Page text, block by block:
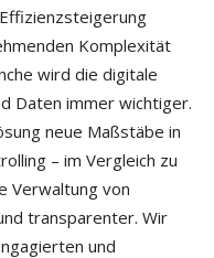
Komplexität
wird die digitale
Daten immer wichtiger.
neue Maßstäbe in
– im Vergleich zu
Verwaltung von
transparenter. Wir
und